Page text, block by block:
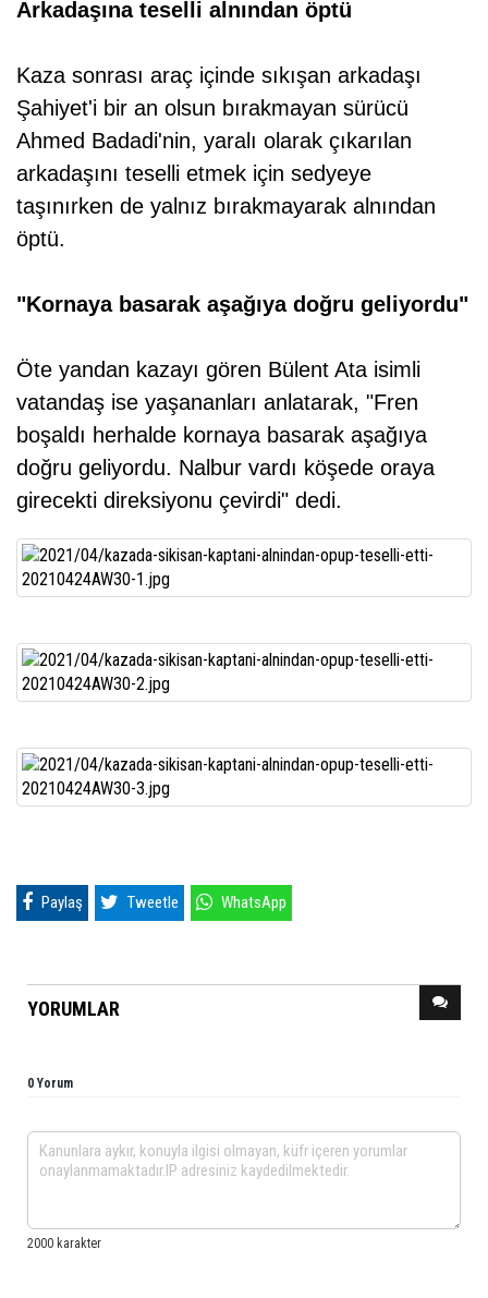
Arkadaşına teselli alnından öptü
Kaza sonrası araç içinde sıkışan arkadaşı
Şahiyet'i bir an olsun bırakmayan sürücü
Ahmed Badadi'nin, yaralı olarak çıkarılan
arkadaşını teselli etmek için sedyeye
taşınırken de yalnız bırakmayarak alnından
öptü.
"Kornaya basarak aşağıya doğru geliyordu"
Öte yandan kazayı gören Bülent Ata isimli
vatandaş ise yaşananları anlatarak, "Fren
boşaldı herhalde kornaya basarak aşağıya
doğru geliyordu. Nalbur vardı köşede oraya
girecekti direksiyonu çevirdi" dedi.
Paylaş Tweetle WhatsApp
YORUMLAR
0 Yorum